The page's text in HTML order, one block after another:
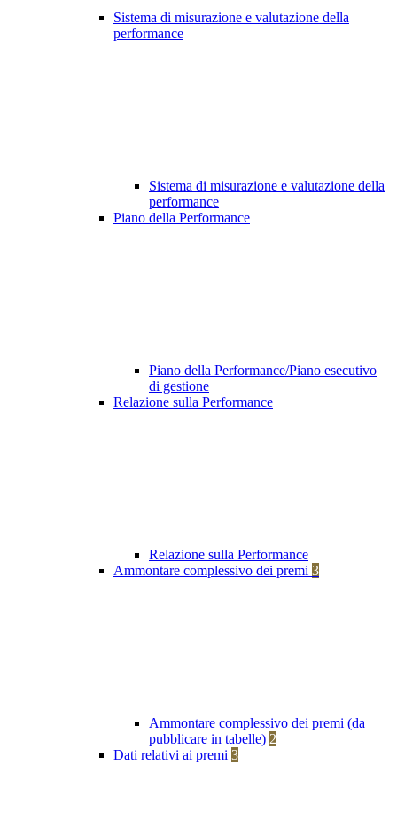
Sistema di misurazione e valutazione della
performance
Sistema di misurazione e valutazione della
performance
Piano della Performance
Piano della Performance/Piano esecutivo
di gestione
Relazione sulla Performance
Relazione sulla Performance
Ammontare complessivo dei premi 3
Ammontare complessivo dei premi (da
pubblicare in tabelle) 2
Dati relativi ai premi 3